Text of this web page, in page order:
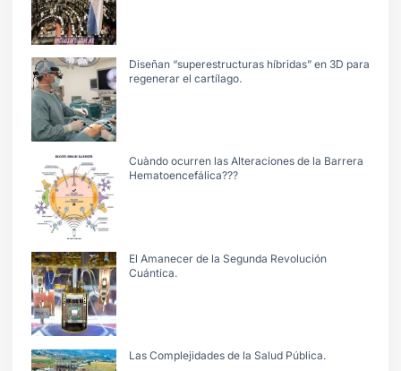
Diseñan “superestructuras híbridas” en 3D para
regenerar el cartílago.
Cuàndo ocurren las Alteraciones de la Barrera
Hematoencefálica???
El Amanecer de la Segunda Revolución
Cuántica.
Las Complejidades de la Salud Pública.